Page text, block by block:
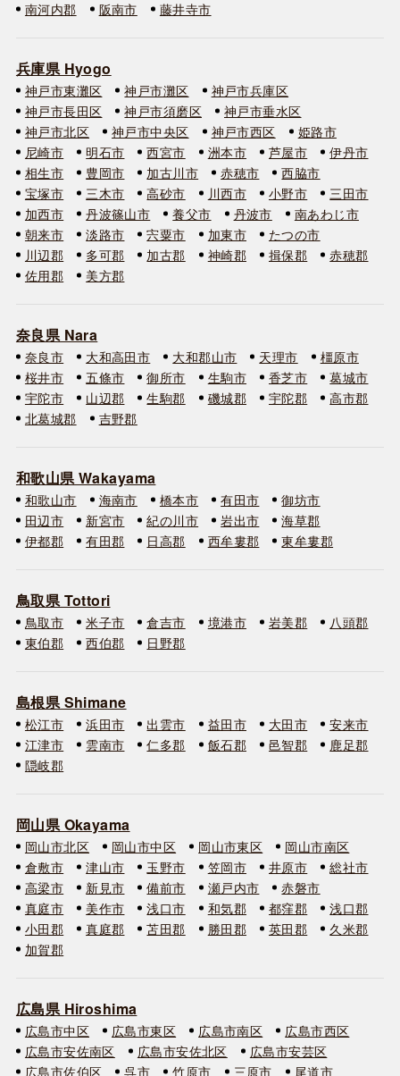
南河内郡
阪南市 藤井寺市
兵庫県 Hyogo
神戸市東灘区 神戸市灘区
神戸市兵庫区
神戸市長田区
神戸市須磨区
神戸市垂水区
神戸市北区
神戸市中央区 神戸市西区
姫路市
尼崎市
明石市 西宮市 洲本市 芦屋市
伊丹市
相生市
豊岡市 加古川市 赤穂市
西脇市
宝塚市
三木市 高砂市 川西市 小野市
三田市
加西市
丹波篠山市 養父市 丹波市
南あわじ市
朝来市
淡路市 宍粟市 加東市
たつの市
川辺郡
多可郡 加古郡 神崎郡 揖保郡
赤穂郡
佐用郡
美方郡
奈良県 Nara
奈良市 大和高田市 大和郡山市 天理市
橿原市
桜井市
五條市 御所市 生駒市 香芝市
葛城市
宇陀市
山辺郡 生駒郡 磯城郡 宇陀郡
高市郡
北葛城郡
吉野郡
和歌山県 Wakayama
和歌山市 海南市 橋本市 有田市
御坊市
田辺市
新宮市 紀の川市 岩出市
海草郡
伊都郡
有田郡 日高郡 西牟婁郡 東牟婁郡
鳥取県 Tottori
鳥取市 米子市 倉吉市 境港市 岩美郡
八頭郡
東伯郡
西伯郡 日野郡
島根県 Shimane
松江市 浜田市 出雲市 益田市 大田市
安来市
江津市
雲南市 仁多郡 飯石郡 邑智郡
鹿足郡
隠岐郡
岡山県 Okayama
岡山市北区 岡山市中区 岡山市東区
岡山市南区
倉敷市
津山市 玉野市 笠岡市 井原市
総社市
高梁市
新見市 備前市 瀬戸内市
赤磐市
真庭市
美作市 浅口市 和気郡 都窪郡
浅口郡
小田郡
真庭郡 苫田郡 勝田郡 英田郡
久米郡
加賀郡
広島県 Hiroshima
広島市中区 広島市東区 広島市南区
広島市西区
広島市安佐南区
広島市安佐北区
広島市安芸区
広島市佐伯区
呉市 竹原市 三原市 尾道市